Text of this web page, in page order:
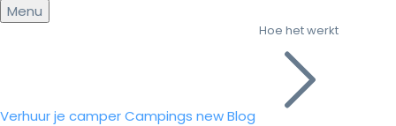
Menu
Verhuur je camperCampings newBlog
Hoe het werkt